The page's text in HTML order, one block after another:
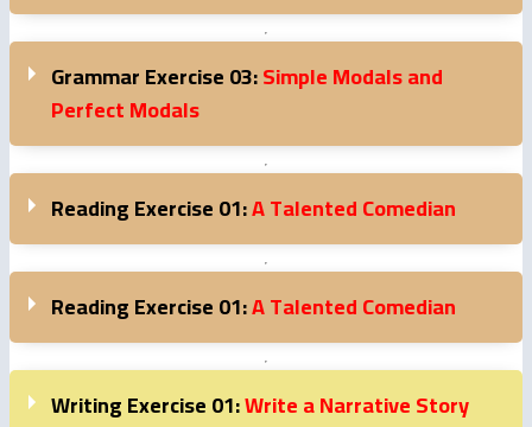
Grammar Exercise 03:Simple Modals and
Perfect Modals
Reading Exercise 01:A Talented Comedian
Reading Exercise 01:A Talented Comedian
Writing Exercise 01:Write a Narrative Story